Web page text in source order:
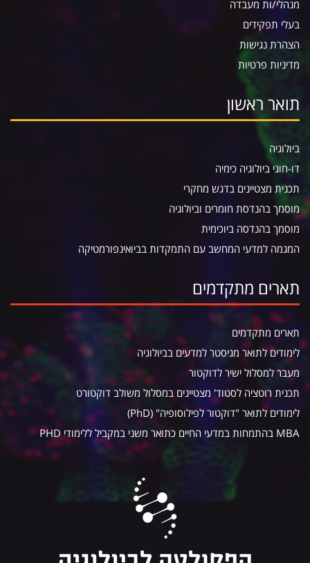
מנהלי/ות מעבדה
בעלי תפקידים
הצהרת נגישות
מדיניות פרטיות
תואר ראשון
ביולוגיה
דו-חוגי ביולוגיה כימיה
תכנית מצטיינים בדגש מחקרי
מוסמך בהנדסת חומרים וביולוגיה
מוסמך בהנדסה ביוכימית
המגמה למדעי המחשב עם התמקדות בביואינפורמטיקה
תארים מתקדמים
תארים מתקדמים
לימודים לתואר מגיסטר למדעים בביולוגיה
מעבר למסלול ישיר לדוקטור
תכנית רוטציה לסטוד' מצטיינים במסלול משולב דוקטורט
לימודים לתואר "דוקטור לפילוסופיה" (PhD)
MBA בהתמחות במדעי החיים כתואר משני במקביל ללימודי PHD